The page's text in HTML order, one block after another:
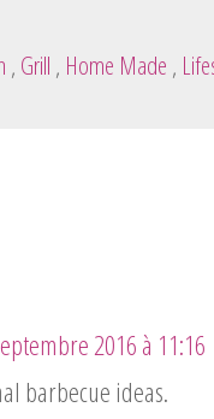
, Grill , Home Made ,
2016 à 11:16
barbecue ideas.